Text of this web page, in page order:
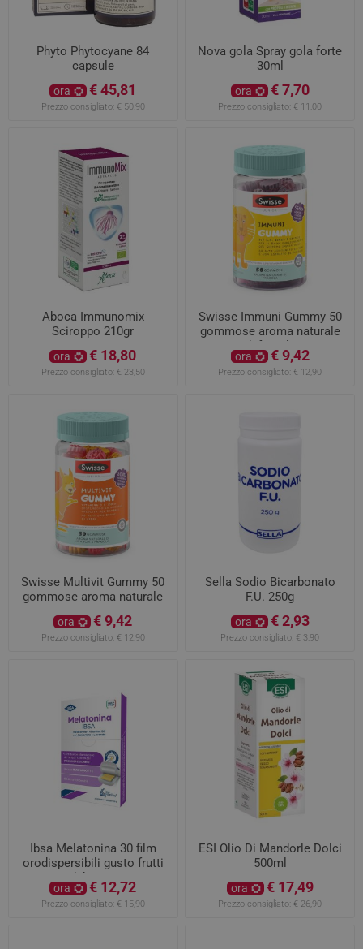
Phyto Phytocyane 84
capsule
ora € 45,81
Prezzo consigliato: € 50,90
Nova gola Spray gola forte
30ml
ora € 7,70
Prezzo consigliato: € 11,00
Aboca Immunomix
Sciroppo 210gr
ora € 18,80
Prezzo consigliato: € 23,50
Swisse Immuni Gummy 50
gommose aroma naturale
di fragola
ora € 9,42
Prezzo consigliato: € 12,90
Swisse Multivit Gummy 50
gommose aroma naturale
di arancia & fragola
ora € 9,42
Prezzo consigliato: € 12,90
Sella Sodio Bicarbonato
F.U. 250g
ora € 2,93
Prezzo consigliato: € 3,90
Ibsa Melatonina 30 film
orodispersibili gusto frutti
di bosco
ora € 12,72
Prezzo consigliato: € 15,90
ESI Olio Di Mandorle Dolci
500ml
ora € 17,49
Prezzo consigliato: € 26,90